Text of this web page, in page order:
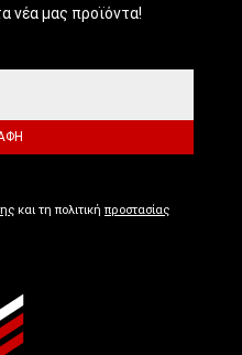
νέα μας προϊόντα!
και τη πολιτική προστασίας